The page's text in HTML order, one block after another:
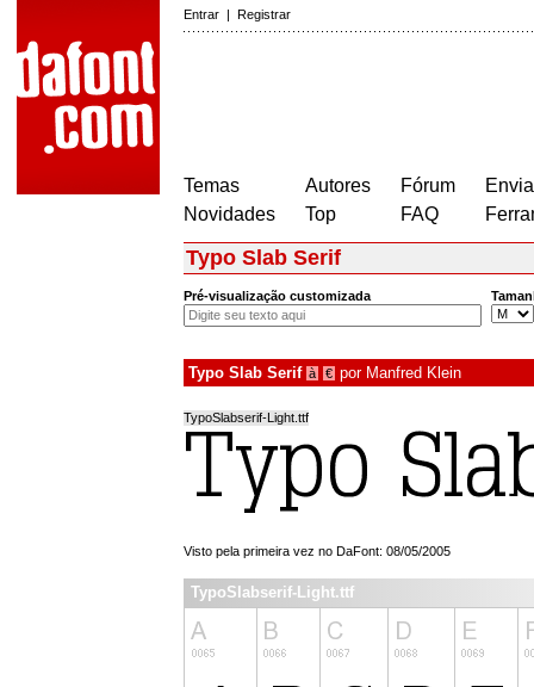
Entrar | Registrar
Temas
Novidades
Autores
Top
Fórum
FAQ
Typo Slab Serif
Pré-visualização customizada
Typo Slab Serif à € por Manfred Klein
TypoSlabserif-Light.ttf
Visto pela primeira vez no DaFont: 08/05/2005
TypoSlabserif-Light.ttf